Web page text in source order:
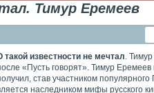
Тимур Еремеев
такой известности не мечтал.
«Пусть говорят». Тимур
став участником популярного
наследником мифы русского